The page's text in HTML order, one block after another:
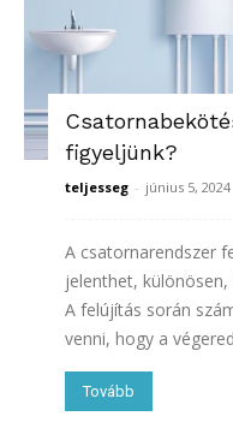
figyeljünk?
teljesseg - június 5, 2024
A csatornarendszer
jelenthet, különösen,
A felújítás során
venni, hogy a
Tovább